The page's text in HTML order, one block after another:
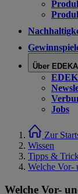
Über EDEKA
Jobs
Zur
Wissen
Tipps &
Welche Vor-
Welche Vor-